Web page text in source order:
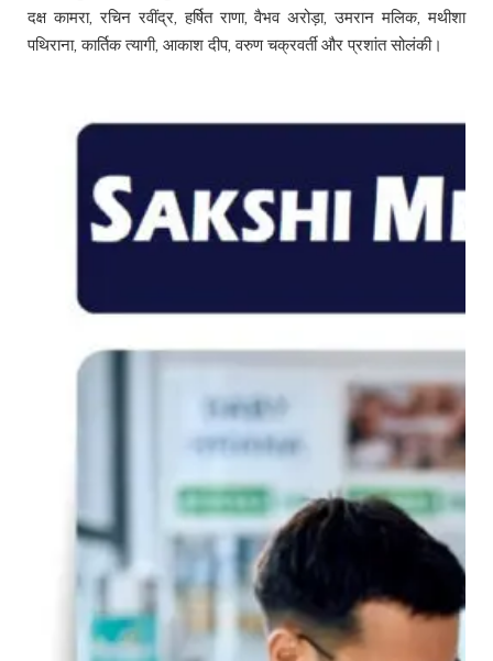
दक्ष कामरा, रचिन रवींद्र, हर्षित राणा, वैभव अरोड़ा, उमरान मलिक, मथीशा
पथिराना, कार्तिक त्यागी, आकाश दीप, वरुण चक्रवर्ती और प्रशांत सोलंकी।